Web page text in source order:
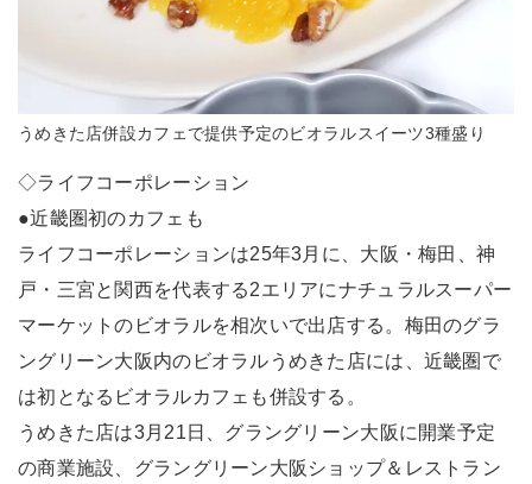
うめきた店併設カフェで提供予定のビオラルスイーツ3種盛り
◇ライフコーポレーション
●近畿圏初のカフェも
ライフコーポレーションは25年3月に、大阪・梅田、神
戸・三宮と関西を代表する2エリアにナチュラルスーパー
マーケットのビオラルを相次いで出店する。梅田のグラ
ングリーン大阪内のビオラルうめきた店には、近畿圏で
は初となるビオラルカフェも併設する。
うめきた店は3月21日、グラングリーン大阪に開業予定
の商業施設、グラングリーン大阪ショップ＆レストラン